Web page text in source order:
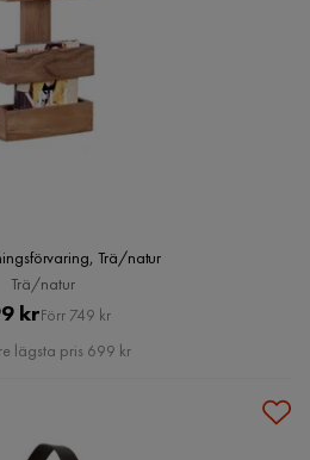
Trä/natur
Trä/natur
Pris
krOriginal
Pris
Förr 749 kr
lägsta pris 699 kr